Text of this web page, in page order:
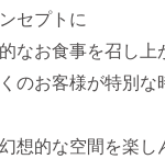
セプトに
なお食事を召し上
のお客様が特別
想的な空間を楽し